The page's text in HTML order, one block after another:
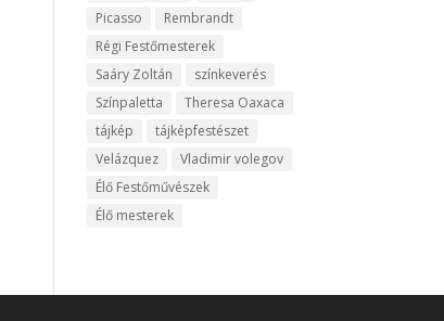
Picasso
Rembrandt
Régi Festőmesterek
Saáry Zoltán
színkeverés
Színpaletta
Theresa Oaxaca
tájkép
tájképfestészet
Velázquez
Vladimir volegov
Élő Festőművészek
Élő mesterek